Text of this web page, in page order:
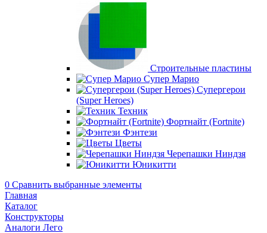
Строительные пластины
Супер Марио
Супергерои
(Super Heroes)
Техник
Фортнайт (Fortnite)
Фэнтези
Цветы
Черепашки Ниндзя
Юникитти
0 Сравнить выбранные элементы
Главная
Каталог
Конструкторы
Аналоги Лего